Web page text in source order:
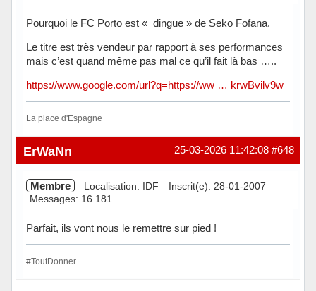
Pourquoi le FC Porto est « dingue » de Seko Fofana.
Le titre est très vendeur par rapport à ses performances
mais c’est quand même pas mal ce qu’il fait là bas …..
https://www.google.com/url?q=https://ww … krwBvilv9w
La place d'Espagne
Hors ligne #648
25-03-2026 11:42:08
ErWaNn
Membre Localisation: IDF
Inscrit(e): 28-01-2007
Messages: 16 181
Parfait, ils vont nous le remettre sur pied !
#ToutDonner